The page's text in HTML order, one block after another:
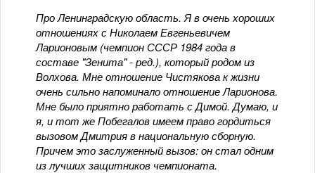
Про Ленинградскую область. Я в очень хороших
отношениях с Николаем Евгеньевичем
Ларионовым (чемпион СССР 1984 года в
составе "Зенита" - ред.), который родом из
Волхова. Мне отношение Чистякова к жизни
очень сильно напоминало отношение Ларионова.
Мне было приятно работать с Димой. Думаю, и
я, и тот же Побегалов имеем право гордиться
вызовом Дмитрия в национальную сборную.
Причем это заслуженный вызов: он стал одним
из лучших защитников чемпионата.